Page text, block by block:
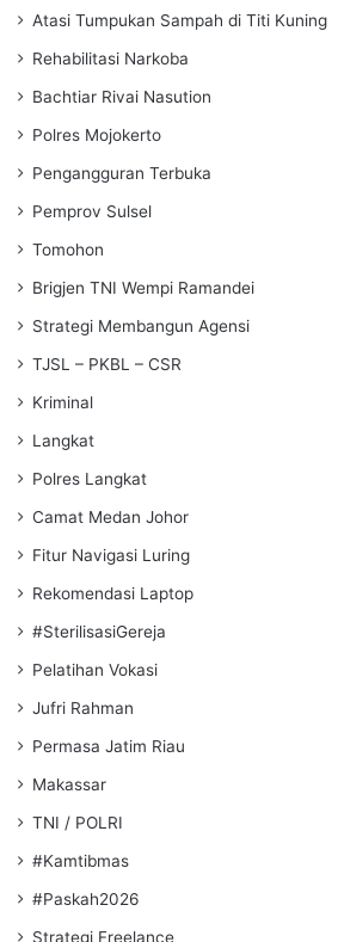
Atasi Tumpukan Sampah di Titi Kuning
Rehabilitasi Narkoba
Bachtiar Rivai Nasution
Polres Mojokerto
Pengangguran Terbuka
Pemprov Sulsel
Tomohon
Brigjen TNI Wempi Ramandei
Strategi Membangun Agensi
TJSL – PKBL – CSR
Kriminal
Langkat
Polres Langkat
Camat Medan Johor
Fitur Navigasi Luring
Rekomendasi Laptop
#SterilisasiGereja
Pelatihan Vokasi
Jufri Rahman
Permasa Jatim Riau
Makassar
TNI / POLRI
#Kamtibmas
#Paskah2026
Strategi Freelance